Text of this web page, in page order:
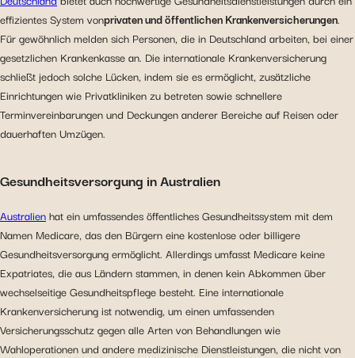
bereitstellen und deren Leistung verfolgen. Informationen
mit den verwendeten sozialen Netzwerken zu teilen und
Ihnen die Möglichkeit zu geben, Inhalte anzuzeigen, die
auf einer externen Website gehostet werden.
effizientes System vonprivaten und öffentlichen Krankenversicherungen.
Für gewöhnlich melden sich Personen, die in Deutschland arbeiten, bei einer
gesetzlichen Krankenkasse an. Die internationale Krankenversicherung
schließt jedoch solche Lücken, indem sie es ermöglicht, zusätzliche
Einrichtungen wie Privatkliniken zu betreten sowie schnellere
Terminvereinbarungen und Deckungen anderer Bereiche auf Reisen oder
dauerhaften Umzügen.
Gesundheitsversorgung in Australien
Australienhat ein umfassendes öffentliches Gesundheitssystem mit dem
Namen Medicare, das den Bürgern eine kostenlose oder billigere
Gesundheitsversorgung ermöglicht. Allerdings umfasst Medicare keine
Expatriates, die aus Ländern stammen, in denen kein Abkommen über
wechselseitige Gesundheitspflege besteht. Eine internationale
Krankenversicherung ist notwendig, um einen umfassenden
Versicherungsschutz gegen alle Arten von Behandlungen wie
Wahloperationen und andere medizinische Dienstleistungen, die nicht von